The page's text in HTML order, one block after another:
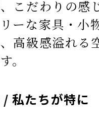
こだわりの感
ーな家具・小
高級感溢れる
。
たちが特に